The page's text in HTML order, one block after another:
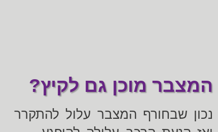
המצבר מוכן גם לקיץ?
נכון שבחורף המצבר עלול להתקרר